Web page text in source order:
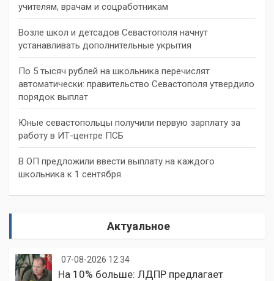
учителям, врачам и соцработникам
Возле школ и детсадов Севастополя начнут
устанавливать дополнительные укрытия
По 5 тысяч рублей на школьника перечислят
автоматически: правительство Севастополя утвердило
порядок выплат
Юные севастопольцы получили первую зарплату за
работу в ИТ-центре ПСБ
В ОП предложили ввести выплату на каждого
школьника к 1 сентября
Актуальное
07-08-2026 12:34
На 10% больше: ЛДПР предлагает